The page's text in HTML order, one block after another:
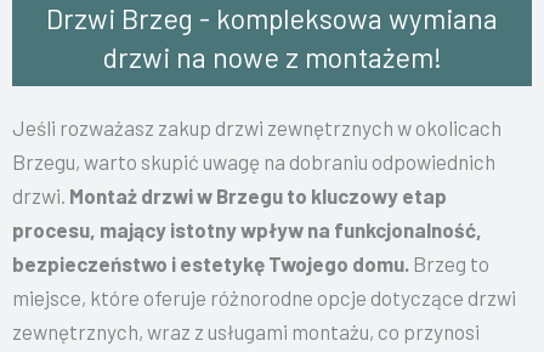
Drzwi Brzeg - kompleksowa wymiana
drzwi na nowe z montażem!
Jeśli rozważasz zakup drzwi zewnętrznych w okolicach
Brzegu, warto skupić uwagę na dobraniu odpowiednich
drzwi. Montaż drzwi w Brzegu to kluczowy etap
procesu, mający istotny wpływ na funkcjonalność,
bezpieczeństwo i estetykę Twojego domu. Brzeg to
miejsce, które oferuje różnorodne opcje dotyczące drzwi
zewnętrznych, wraz z usługami montażu, co przynosi